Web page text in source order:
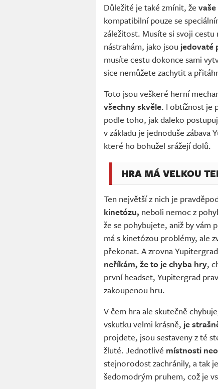
Důležité je také zmínit, že
kompatibilní pouze se
záležitost. Musíte si svoji cestu
nástrahám, jako jsou jedovaté
musíte cestu dokonce sami
sice nemůžete zachytit a
Toto jsou veškeré herní
všechny skvěle. I obtížnost je
podle toho, jak daleko
v základu je jednoduše
které ho bohužel srážejí dolů.
HRA MÁ VELKOU
Ten největší z nich je
kinetózu, neboli nemoc z
že se pohybujete, aniž by vám
má s kinetózou problémy, ale
překonat. A zrovna
neříkám, že to je chyba hry,
první headset, Yupitergrad
zakoupenou hru.
V čem hra ale skutečně
vskutku velmi krásně, je
projdete, jsou sestaveny z té
žluté. Jednotlivé místnosti
stejnorodost zachránily, a tak
šedomodrým pruhem, což je